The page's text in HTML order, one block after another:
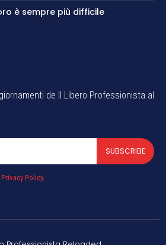
è sempre più difficile
de Il Libero Professionista al
SUBSCRIBE
Privacy Policy.